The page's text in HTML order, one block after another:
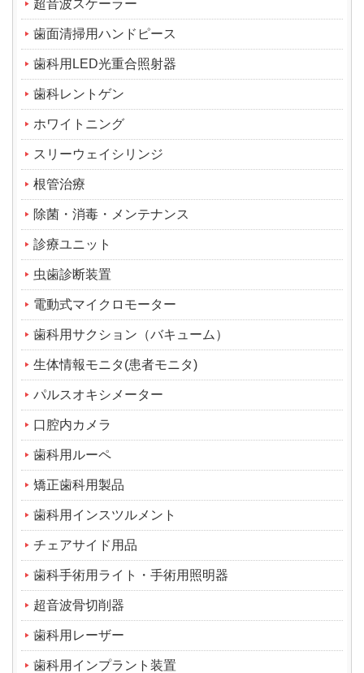
超音波スケーラー
歯面清掃用ハンドピース
歯科用LED光重合照射器
歯科レントゲン
ホワイトニング
スリーウェイシリンジ
根管治療
除菌・消毒・メンテナンス
診療ユニット
虫歯診断装置
電動式マイクロモーター
歯科用サクション（バキューム）
生体情報モニタ(患者モニタ)
パルスオキシメーター
口腔内カメラ
歯科用ルーペ
矯正歯科用製品
歯科用インスツルメント
チェアサイド用品
歯科手術用ライト・手術用照明器
超音波骨切削器
歯科用レーザー
歯科用インプラント装置